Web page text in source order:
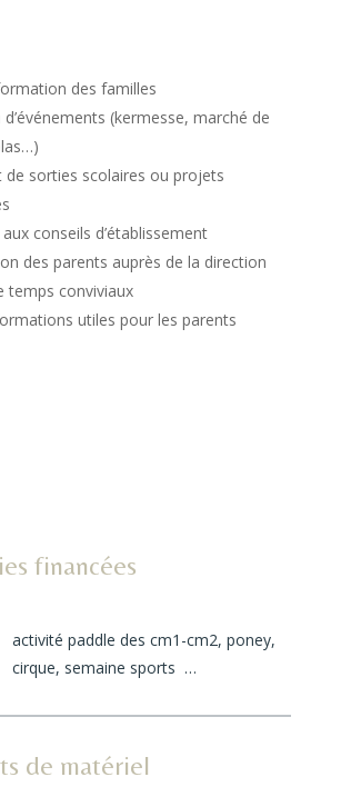
des familles
(kermesse, marché de
de sorties scolaires ou projets
conseils d’établissement
des parents auprès de la direction
temps conviviaux
utiles pour les parents
financées
activité paddle des cm1-cm2, poney,
cirque, semaine sports …
de matériel